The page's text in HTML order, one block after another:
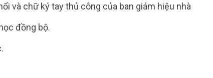
và chữ ký tay thủ công của ban giám hiệu nhà
đồng bộ.